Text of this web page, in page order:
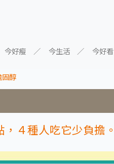
今好瘦 今生活 今好看
固醇
４種人吃它少負擔。